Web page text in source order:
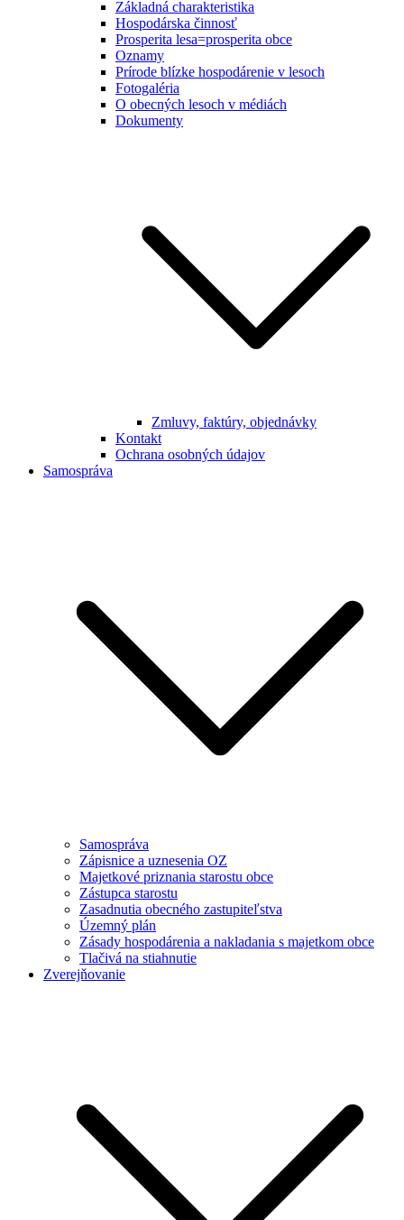
Základná charakteristika
Hospodárska činnosť
Prosperita lesa=prosperita obce
Oznamy
Prírode blízke hospodárenie v lesoch
Fotogaléria
O obecných lesoch v médiách
Dokumenty
Zmluvy, faktúry, objednávky
Kontakt
Ochrana osobných údajov
Samospráva
Samospráva
Zápisnice a uznesenia OZ
Majetkové priznania starostu obce
Zástupca starostu
Zasadnutia obecného zastupiteľstva
Územný plán
Zásady hospodárenia a nakladania s majetkom obce
Tlačivá na stiahnutie
Zverejňovanie